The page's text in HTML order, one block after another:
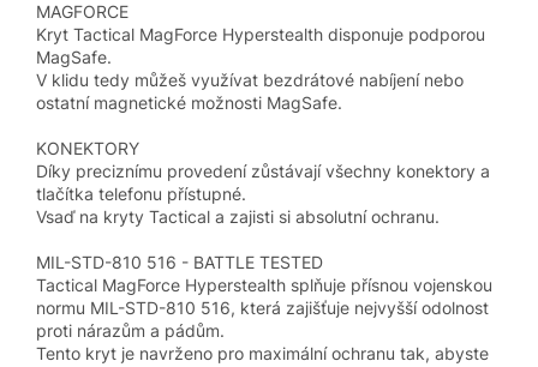
MAGFORCE
Kryt Tactical MagForce Hyperstealth disponuje podporou
MagSafe.
V klidu tedy můžeš využívat bezdrátové nabíjení nebo
ostatní magnetické možnosti MagSafe.
KONEKTORY
Díky preciznímu provedení zůstávají všechny konektory a
tlačítka telefonu přístupné.
Vsaď na kryty Tactical a zajisti si absolutní ochranu.
MIL-STD-810 516 - BATTLE TESTED
Tactical MagForce Hyperstealth splňuje přísnou vojenskou
normu MIL-STD-810 516, která zajišťuje nejvyšší odolnost
proti nárazům a pádům.
Tento kryt je navrženo pro maximální ochranu tak, abyste